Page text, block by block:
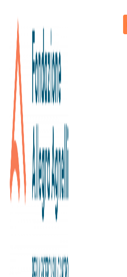
02/03/2026
Generazione
prevenzione
scuole